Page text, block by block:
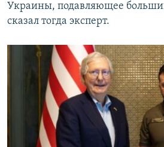
Украины, подавляющее
сказал тогда эксперт.